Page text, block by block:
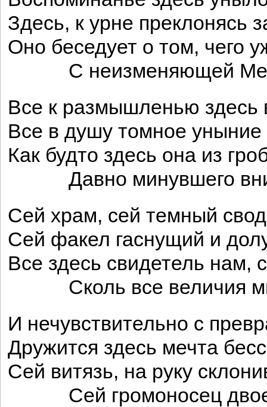
Здесь, к урне преклонясь
Оно беседует о том, чего
С неизменяющей
Все к размышленью здесь
Все в душу томное уныние
Как будто здесь она из
Давно минувшего
Сей храм, сей темный
Сей факел гаснущий и
Все здесь свидетель нам,
Сколь все величия
И нечувствительно с
Дружится здесь мечта
Сей витязь, на руку
Сей громоносец